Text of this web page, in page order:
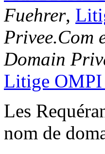
Fuehrer,
Privee.Com
Domain
Litige
Les
nom de